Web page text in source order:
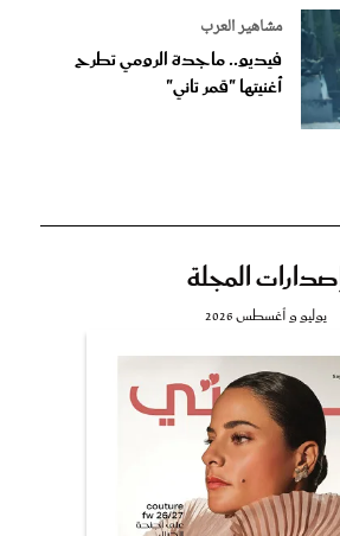
مشاهير العرب
فيديو.. ماجدة الرومي تطرح
أغنيتها "قمر تاني"
المجلة
يوليو و أغسطس 2026